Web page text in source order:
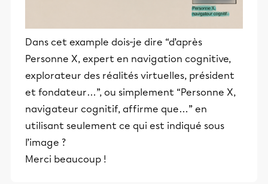
Dans cet example dois-je dire “d’après
Personne X, expert en navigation cognitive,
explorateur des réalités virtuelles, président
et fondateur…”, ou simplement “Personne X,
navigateur cognitif, affirme que…” en
utilisant seulement ce qui est indiqué sous
l’image ?
Merci beaucoup !